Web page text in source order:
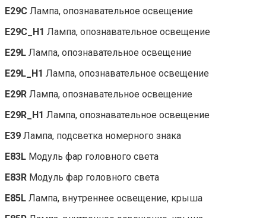
E29C Лампа, опознавательное освещение
E29C_H1 Лампа, опознавательное освещение
E29L Лампа, опознавательное освещение
E29L_H1 Лампа, опознавательное освещение
E29R Лампа, опознавательное освещение
E29R_H1 Лампа, опознавательное освещение
E39 Лампа, подсветка номерного знака
E83L Модуль фар головного света
E83R Модуль фар головного света
E85L Лампа, внутреннее освещение, крыша